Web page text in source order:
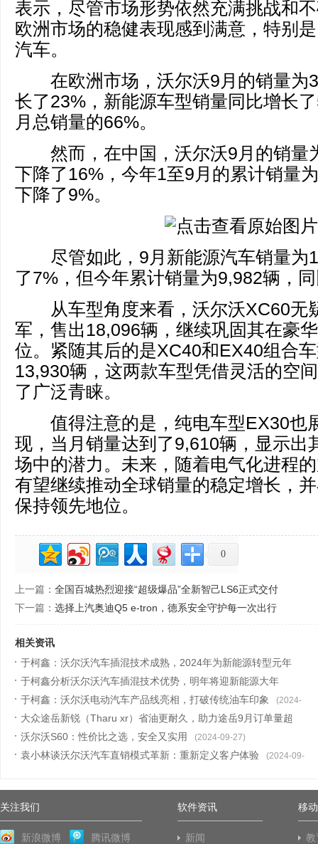
表示，尽管市场形势依然充满挑战和
欧洲市场的稳健表现感到满意，特别
汽车。
在欧洲市场，沃尔沃9月的销量为
长了23%，新能源车型销量同比增长
月总销量的66%。
然而，在中国，沃尔沃9月的销量
下降了16%，今年1至9月的累计销量
下降了9%。
尽管如此，9月新能源汽车销量为
了7%，但今年累计销量为9,982辆，
从车型角度来看，沃尔沃XC60无
军，售出18,096辆，继续巩固其在豪
位。紧随其后的是XC40和EX40组合
13,930辆，这两款车型凭借灵活的空
了广泛青睐。
值得注意的是，纯电车型EX30也
现，当月销量达到了9,610辆，显示出
场中的潜力。未来，随着电气化进程
有望继续推动全球销量的稳定增长，
保持领先地位。
0
上一篇： 全国百城热烈迎接“超级爆品”全新智己LS6正式交付
下一篇： 选择上汽奥迪Q5 e-tron，德系安全守护每一次出行
相关资讯
于柯鑫：沃尔沃汽车插混技术成熟，2024年为新能源转型元年
(2024-10-15)
于柯鑫分析沃尔沃汽车插混技术优势，明年将迎新能源大年
(2024-10-12)
于柯鑫：沃尔沃电动汽车产品线亮相，打破传统油车印象 (2024-
10-11)
大众途岳新锐（Tharu xr）省油更耐久，助力途岳9月订单量超
20,000台
(2024-10-08)
沃尔沃S60：性价比之选，安全又实用 (2024-09-27)
袁小林谈沃尔沃汽车直销模式革新：重新定义客户体验 (2024-09-
关注我们
新浪微博 腾讯微博
软件资讯
新闻
移
教